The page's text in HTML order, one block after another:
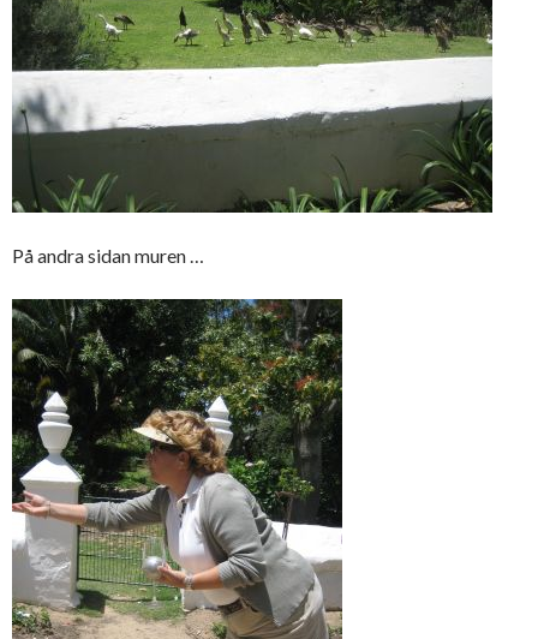
På andra sidan muren …